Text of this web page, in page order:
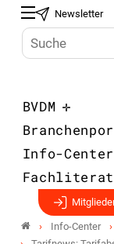
Newsletter
BVDM
Info-Center
Info-Center